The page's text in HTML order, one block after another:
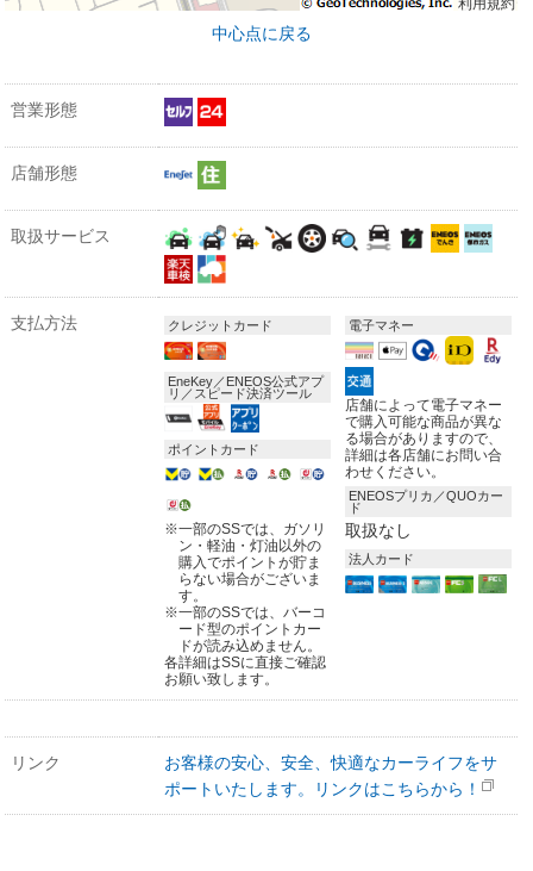
中心点に戻る
営業形態
店舗形態
取扱サービス
支払方法 クレジットカード
EneKey／ENEOS公式アプ
リ／スピード決済ツール
ポイントカード
※一部のSSでは、ガソリ
ン・軽油・灯油以外の
購入でポイントが貯ま
らない場合がございま
す。
※一部のSSでは、バーコ
ード型のポイントカー
ドが読み込めません。
各詳細はSSに直接ご確認
お願い致します。
電子マネー
店舗によって電子マネー
で購入可能な商品が異な
る場合がありますので、
詳細は各店舗にお問い合
わせください。
ENEOSプリカ／QUOカー
ド
取扱なし
法人カード
リンク
お客様の安心、安全、快適なカーライフをサ
ポートいたします。リンクはこちらから！